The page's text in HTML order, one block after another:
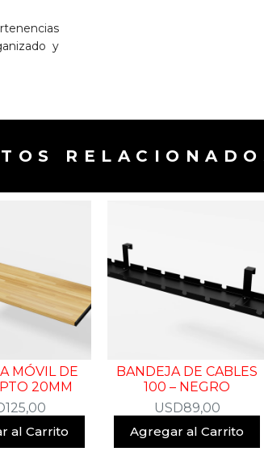
y
MÓVIL DE
20MM
125,00
al Carrito
BANDEJA DE CABLES
100 – NEGRO
USD89,00
Agregar al Carrito